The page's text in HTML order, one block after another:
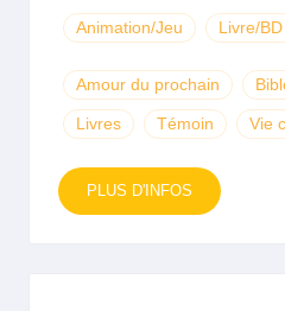
Animation/Jeu Livre/BD
Amour du prochain
Livres Témoin Vie
PLUS D'INFOS